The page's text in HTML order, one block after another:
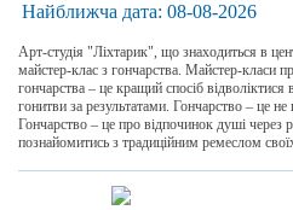
Найближча дата: 08-08-2026
Арт-студія "Ліхтарик", що знаходиться в
майстер-клас з гончарства. Майстер-класи
гончарства – це кращий спосіб відволіктися
гонитви за результатами. Гончарство – це не
Гончарство – це про відпочинок душі через
познайомитись з традиційним ремеслом